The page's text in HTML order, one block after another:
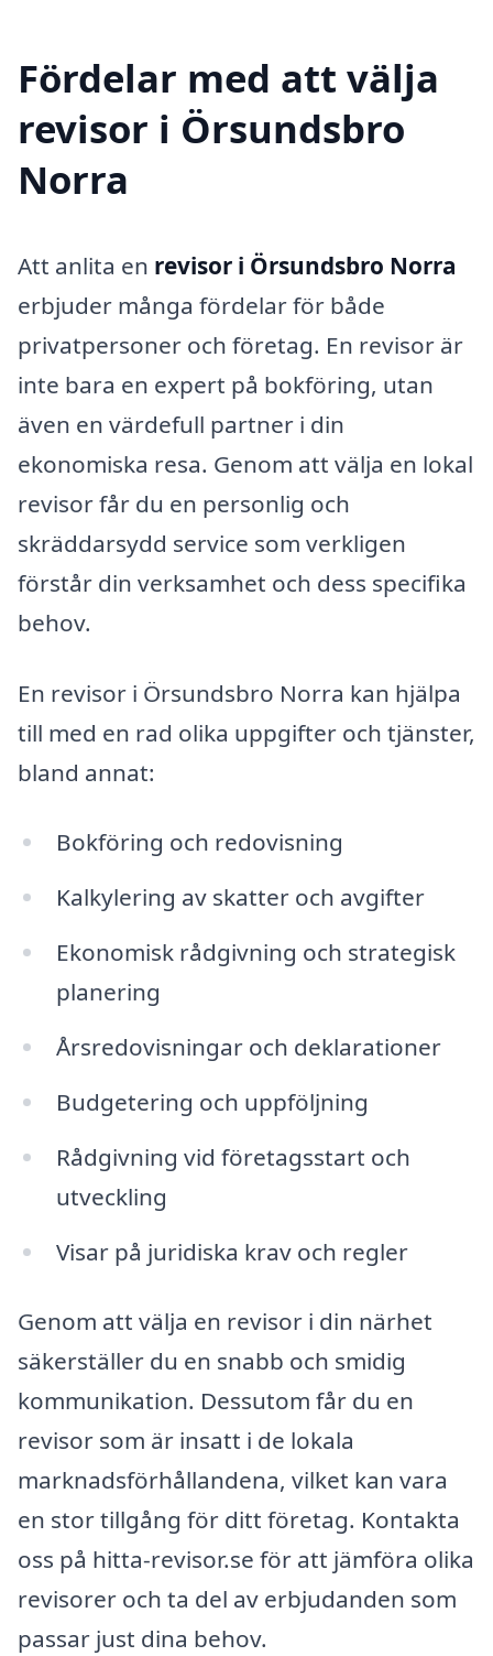
Fördelar med att välja
revisor i Örsundsbro
Norra
Att anlita en revisor i Örsundsbro Norra
erbjuder många fördelar för både
privatpersoner och företag. En revisor är
inte bara en expert på bokföring, utan
även en värdefull partner i din
ekonomiska resa. Genom att välja en lokal
revisor får du en personlig och
skräddarsydd service som verkligen
förstår din verksamhet och dess specifika
behov.
En revisor i Örsundsbro Norra kan hjälpa
till med en rad olika uppgifter och tjänster,
bland annat:
Bokföring och redovisning
Kalkylering av skatter och avgifter
Ekonomisk rådgivning och strategisk
planering
Årsredovisningar och deklarationer
Budgetering och uppföljning
Rådgivning vid företagsstart och
utveckling
Visar på juridiska krav och regler
Genom att välja en revisor i din närhet
säkerställer du en snabb och smidig
kommunikation. Dessutom får du en
revisor som är insatt i de lokala
marknadsförhållandena, vilket kan vara
en stor tillgång för ditt företag. Kontakta
oss på hitta-revisor.se för att jämföra olika
revisorer och ta del av erbjudanden som
passar just dina behov.